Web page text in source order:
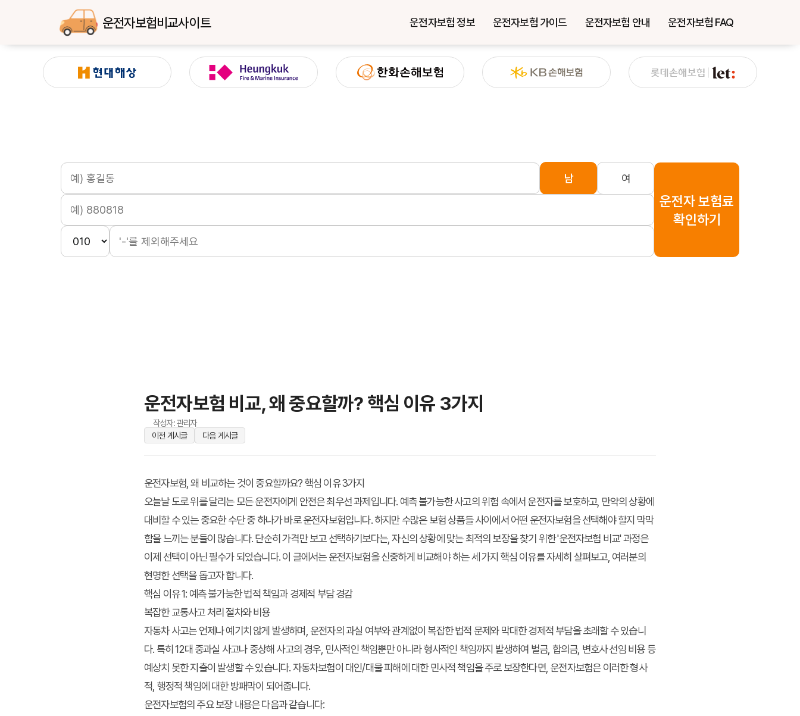
운전자보험비교사이트 운전자보험 정보 운전자보험 가이드 운전자보험 안내 운전자보험 FAQ
남 여
운전자 보험료
확인하기
운전자보험 비교, 왜 중요할까? 핵심 이유 3가지
작성자: 관리자
이전 게시글
다음 게시글
운전자보험, 왜 비교하는 것이 중요할까요? 핵심 이유 3가지
오늘날 도로 위를 달리는 모든 운전자에게 안전은 최우선 과제입니다. 예측 불가능한 사고의 위험 속에서 운전자를 보호하고, 만약의 상황에
대비할 수 있는 중요한 수단 중 하나가 바로 운전자보험입니다. 하지만 수많은 보험 상품들 사이에서 어떤 운전자보험을 선택해야 할지 막막
함을 느끼는 분들이 많습니다. 단순히 가격만 보고 선택하기보다는, 자신의 상황에 맞는 최적의 보장을 찾기 위한 '운전자보험 비교' 과정은
이제 선택이 아닌 필수가 되었습니다. 이 글에서는 운전자보험을 신중하게 비교해야 하는 세 가지 핵심 이유를 자세히 살펴보고, 여러분의
현명한 선택을 돕고자 합니다.
핵심 이유 1: 예측 불가능한 법적 책임과 경제적 부담 경감
복잡한 교통사고 처리 절차와 비용
자동차 사고는 언제나 예기치 않게 발생하며, 운전자의 과실 여부와 관계없이 복잡한 법적 문제와 막대한 경제적 부담을 초래할 수 있습니
다. 특히 12대 중과실 사고나 중상해 사고의 경우, 민사적인 책임뿐만 아니라 형사적인 책임까지 발생하여 벌금, 합의금, 변호사 선임 비용 등
예상치 못한 지출이 발생할 수 있습니다. 자동차보험이 대인/대물 피해에 대한 민사적 책임을 주로 보장한다면, 운전자보험은 이러한 형사
적, 행정적 책임에 대한 방패막이 되어줍니다.
운전자보험의 주요 보장 내용은 다음과 같습니다: